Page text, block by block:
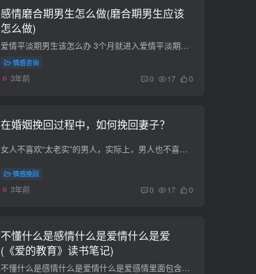
感情磨合期男生怎么做(磨合期男生应该
怎么做)
爱情平淡期男生该怎么办 3个月就进入爱情平淡期算是比较短的了 我觉得判断是不是平淡期了，主要是看他还在不在乎你吧 我最近一个好朋友也进入平淡期了，男朋友对她的总是不回，也不打，但是当她...
情感咨询
3年前 0 17 0
在婚姻挽回过程中，如何挽回妻子？
女人不喜欢“太老实”的男人，实际上，男人也不喜欢“太老实”的女人。总之一句话，要想提升自己的婚姻竞争力，做太太，不要太“老实”。如何挽回妻子一：要知道老婆离婚的外因老婆要离婚，有时...
情感挽回
3年前 0 17 0
不懂什么是感情什么是爱情什么是爱
(《爱的教育》读书笔记)
不懂什么是感情什么是爱情什么是爱感情里面包含了爱情、亲情、友情等等。只要是爱都是感情！ 可，爱情包含着爱和情感 爱一个人很简单，可是，要在有感情的基础上爱！《爱的教育》读书笔记爱，好...